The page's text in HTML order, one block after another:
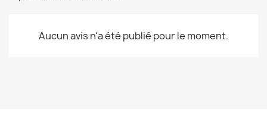
Aucun avis n'a été publié pour le moment.